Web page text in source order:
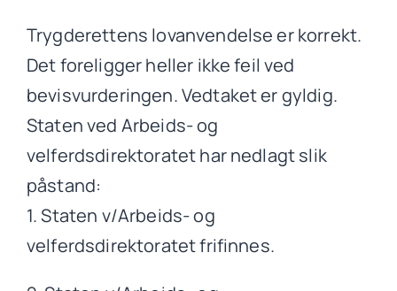
Trygderettens lovanvendelse er korrekt.
Det foreligger heller ikke feil ved
bevisvurderingen. Vedtaket er gyldig.
Staten ved Arbeids- og
velferdsdirektoratet har nedlagt slik
påstand:
1. Staten v/Arbeids- og
velferdsdirektoratet frifinnes.